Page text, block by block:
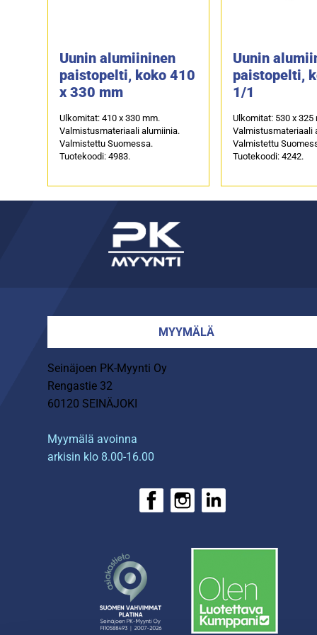
Uunin alumiininen
paistopelti, koko 410
x 330 mm
Ulkomitat: 410 x 330 mm.
Valmistusmateriaali alumiinia.
Valmistettu Suomessa.
Tuotekoodi: 4983.
Uunin
paistopelti,
1/1
Ulkomitat: 530 x 325
Valmistusmateriaali
Valmistettu
Tuotekoodi: 4242.
MYYMÄLÄ
Seinäjoen PK-Myynti Oy
Rengastie 32
60120 SEINÄJOKI
Myymälä avoinna
arkisin klo 8.00-16.00